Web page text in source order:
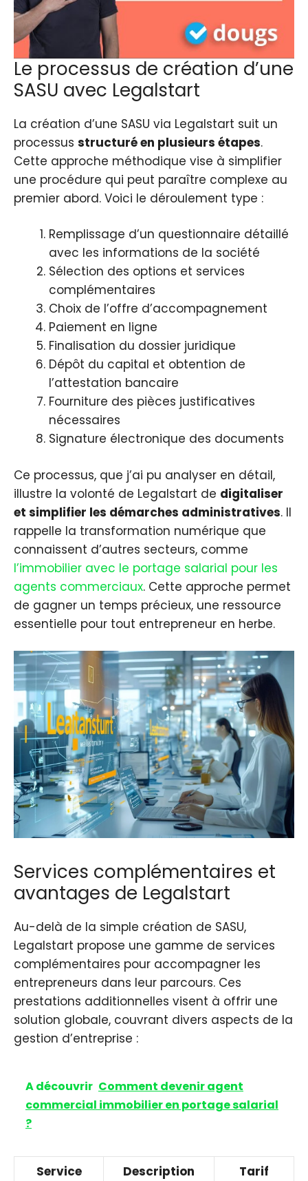
Le processus de création d’une
SASU avec Legalstart
La création d’une SASU via Legalstart suit un
processus structuré en plusieurs étapes.
Cette approche méthodique vise à simplifier
une procédure qui peut paraître complexe au
premier abord. Voici le déroulement type :
Remplissage d’un questionnaire détaillé
avec les informations de la société
Sélection des options et services
complémentaires
Choix de l’offre d’accompagnement
Paiement en ligne
Finalisation du dossier juridique
Dépôt du capital et obtention de
l’attestation bancaire
Fourniture des pièces justificatives
nécessaires
Signature électronique des documents
Ce processus, que j’ai pu analyser en détail,
illustre la volonté de Legalstart de digitaliser
et simplifier les démarches administratives. Il
rappelle la transformation numérique que
connaissent d’autres secteurs, comme
l’immobilier avec le portage salarial pour les
agents commerciaux. Cette approche permet
de gagner un temps précieux, une ressource
essentielle pour tout entrepreneur en herbe.
Services complémentaires et
avantages de Legalstart
Au-delà de la simple création de SASU,
Legalstart propose une gamme de services
complémentaires pour accompagner les
entrepreneurs dans leur parcours. Ces
prestations additionnelles visent à offrir une
solution globale, couvrant divers aspects de la
gestion d’entreprise :
A découvrir Comment devenir agent
commercial immobilier en portage salarial
?
Service Description Tarif